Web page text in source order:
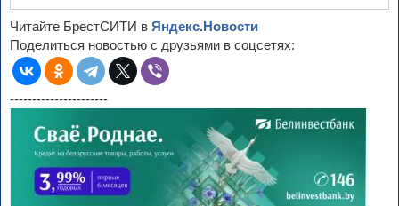
Читайте БрестСИТИ в Яндекс.Новости
Поделиться новостью с друзьями в соцсетях:
----------------------